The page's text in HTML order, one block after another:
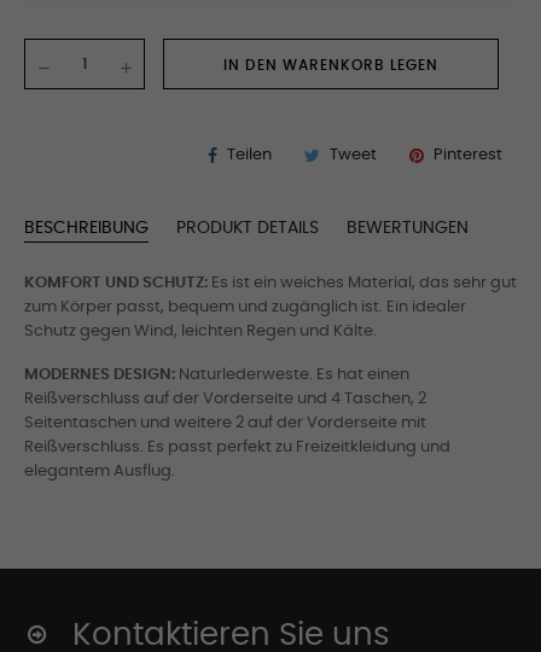
IN DEN WARENKORB LEGEN
Teilen Tweet Pinterest
BESCHREIBUNG PRODUKT DETAILS BEWERTUNGEN
KOMFORT UND SCHUTZ: Es ist ein weiches Material, das sehr gut
zum Körper passt, bequem und zugänglich ist. Ein idealer
Schutz gegen Wind, leichten Regen und Kälte.
MODERNES DESIGN: Naturlederweste. Es hat einen
Reißverschluss auf der Vorderseite und 4 Taschen, 2
Seitentaschen und weitere 2 auf der Vorderseite mit
Reißverschluss. Es passt perfekt zu Freizeitkleidung und
elegantem Ausflug.
Kontaktieren Sie uns